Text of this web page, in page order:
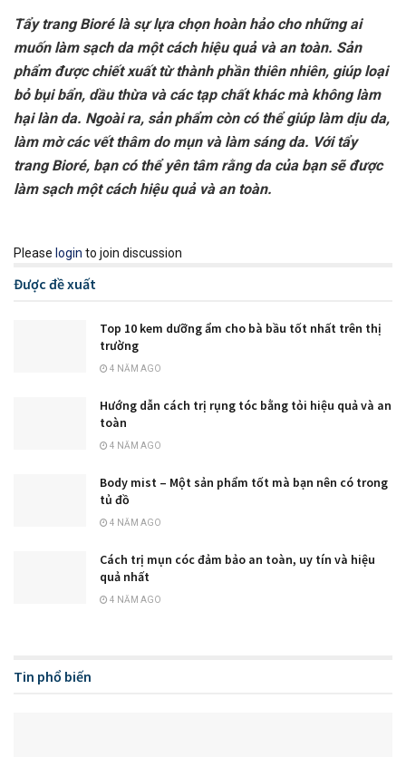
Tẩy trang Bioré là sự lựa chọn hoàn hảo cho những ai
muốn làm sạch da một cách hiệu quả và an toàn. Sản
phẩm được chiết xuất từ thành phần thiên nhiên, giúp loại
bỏ bụi bẩn, dầu thừa và các tạp chất khác mà không làm
hại làn da. Ngoài ra, sản phẩm còn có thể giúp làm dịu da,
làm mờ các vết thâm do mụn và làm sáng da. Với tẩy
trang Bioré, bạn có thể yên tâm rằng da của bạn sẽ được
làm sạch một cách hiệu quả và an toàn.
Please login to join discussion
Được đề xuất
Top 10 kem dưỡng ẩm cho bà bầu tốt nhất trên thị
trường
4 NĂM AGO
Hướng dẫn cách trị rụng tóc bằng tỏi hiệu quả và an
toàn
4 NĂM AGO
Body mist – Một sản phẩm tốt mà bạn nên có trong
tủ đồ
4 NĂM AGO
Cách trị mụn cóc đảm bảo an toàn, uy tín và hiệu
quả nhất
4 NĂM AGO
Tin phổ biến